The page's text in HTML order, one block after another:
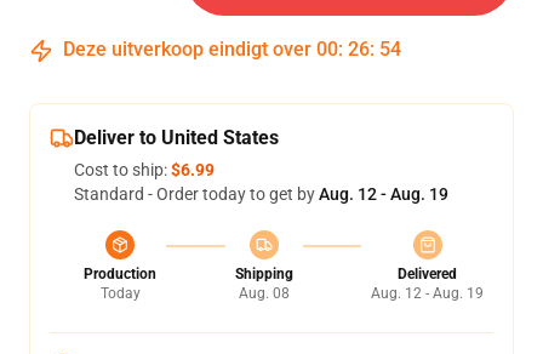
Deze uitverkoop eindigt over 00: 26: 54
Deliver to United States
Cost to ship:$6.99
Standard - Order today to get byAug. 12 - Aug. 19
Production
Today
Shipping
Aug. 08
Delivered
Aug. 12 - Aug. 19